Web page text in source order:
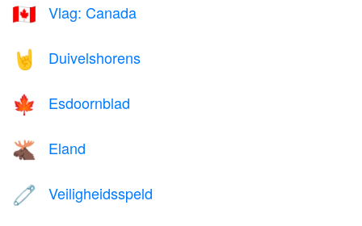
🇨🇦 Vlag: Canada
🤘 Duivelshorens
🍁 Esdoornblad
🫎 Eland
🧷 Veiligheidsspeld